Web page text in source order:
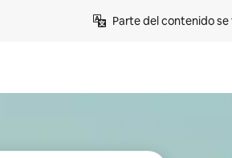
Parte del contenido